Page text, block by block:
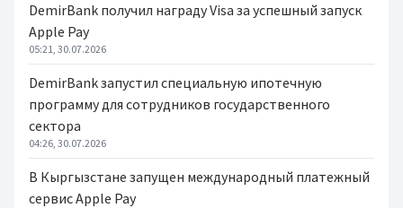
DemirBank получил награду Visa за успешный запуск
Apple Pay
05:21, 30.07.2026
DemirBank запустил специальную ипотечную
программу для сотрудников государственного
сектора
04:26, 30.07.2026
В Кыргызстане запущен международный платежный
сервис Apple Pay